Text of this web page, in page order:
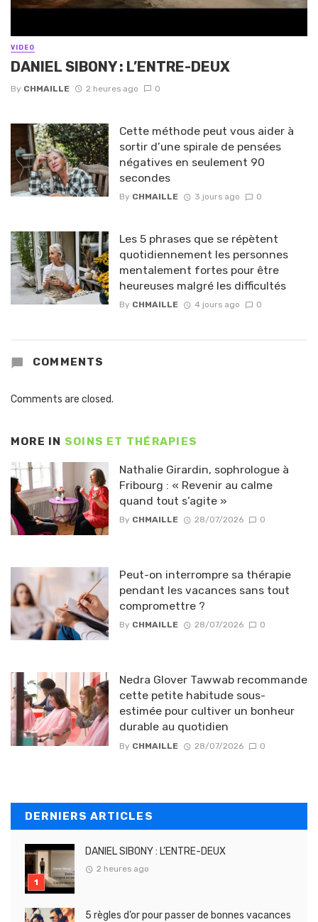
VIDEO
DANIEL SIBONY : L’ENTRE-DEUX
By CHMAILLE 2 heures ago 0
Cette méthode peut vous aider à
sortir d’une spirale de pensées
négatives en seulement 90
secondes
By CHMAILLE 3 jours ago 0
Les 5 phrases que se répètent
quotidiennement les personnes
mentalement fortes pour être
heureuses malgré les difficultés
By CHMAILLE 4 jours ago 0
COMMENTS
Comments are closed.
MORE IN SOINS ET THÉRAPIES
Nathalie Girardin, sophrologue à
Fribourg : « Revenir au calme
quand tout s’agite »
By CHMAILLE 28/07/2026 0
Peut-on interrompre sa thérapie
pendant les vacances sans tout
compromettre ?
By CHMAILLE 28/07/2026 0
Nedra Glover Tawwab recommande
cette petite habitude sous-
estimée pour cultiver un bonheur
durable au quotidien
By CHMAILLE 28/07/2026 0
DERNIERS ARTICLES
DANIEL SIBONY : L’ENTRE-DEUX
2 heures ago
5 règles d’or pour passer de bonnes vacances